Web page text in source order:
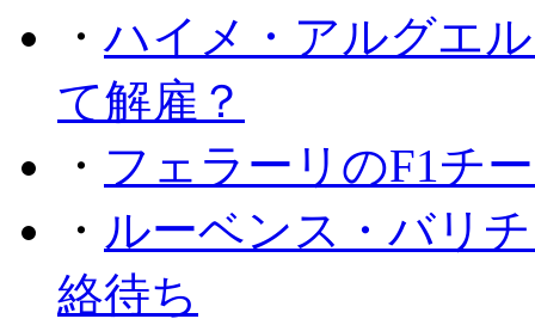
・ハイメ・アルグエ
て解雇？
・ フェラーリのF1チ
・ ルーベンス・バリ
絡待ち